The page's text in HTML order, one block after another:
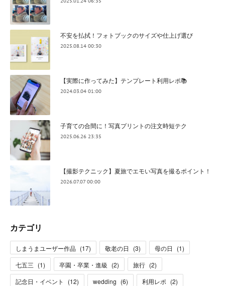
不安を払拭！フォトブックのサイズや仕上げ選び
2025.08.14 00:30
【実際に作ってみた】テンプレート利用レポ📚
2024.03.04 01:00
子育ての合間に！写真プリントの注文時短テク
2025.06.26 23:35
【撮影テクニック】夏旅でエモい写真を撮るポイント！
2026.07.07 00:00
カテゴリ
しまうまユーザー作品 (17) 敬老の日 (3) 母の日 (1)
七五三 (1) 卒園・卒業・進級 (2) 旅行 (2)
記念日・イベント
(12) wedding (6) 利用レポ (2)